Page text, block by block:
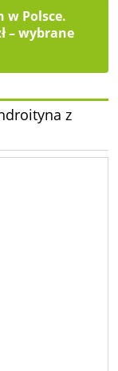
w Polsce.
– wybrane
z